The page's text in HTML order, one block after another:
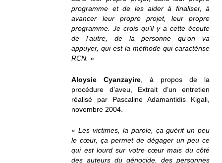
programme et de les aider à finaliser, à
avancer leur propre projet, leur propre
programme. Je crois qu’il y a cette écoute
de l’autre, de la personne qu’on va
appuyer, qui est la méthode qui caractérise
RCN. »
Aloysie Cyanzayire , à propos de la
procédure d’aveu, Extrait d’un entretien
réalisé par Pascaline Adamantidis Kigali,
novembre 2004.
« Les victimes, la parole, ça guérit un peu
le cœur, ça permet de dégager un peu ce
qui est lourd sur votre cœur mais du côté
des auteurs du génocide, des personnes